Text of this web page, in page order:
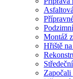
Montáž
Hřiště
Započali